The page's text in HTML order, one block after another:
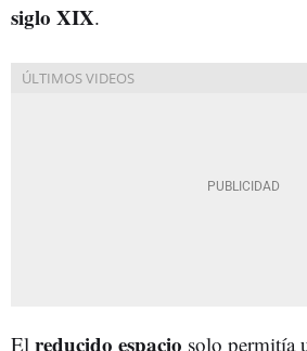
siglo XIX.
El reducido espacio solo permitía